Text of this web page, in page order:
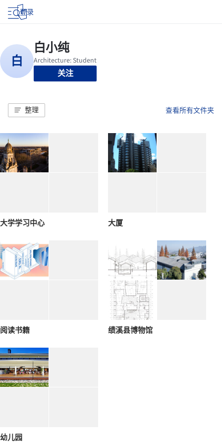
登录
关注
整理 查看所有文件夹
大学学习中心 大厦
阅读书籍 绩溪县博物馆
幼儿园